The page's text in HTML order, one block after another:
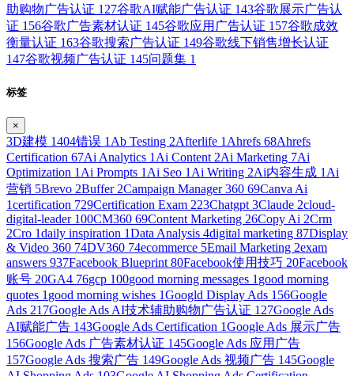
助购物广告认证 127谷歌AI赋能广告认证 143谷歌展示广告认
证 156谷歌广告素材认证 145谷歌应用广告认证 157谷歌成效
衡量认证 163谷歌搜索广告认证 149谷歌线下销售增长认证
147谷歌视频广告认证 145问题集 1
标签
×
3D建模 1404错误 1 Ab Testing 2Afterlife 1 Ahrefs 68Ahrefs
Certification 67Ai Analytics 1 Ai Content 2Ai Marketing 7Ai
Optimization 1 Ai Prompts 1 Ai Seo 1 Ai Writing 2Ai内容生成 1 Ai
营销 5Brevo 2Buffer 2Campaign Manager 360 69Canva Ai
1certification 729Certification Exam 223Chatgpt 3Claude 2cloud-
digital-leader 100CM360 69Content Marketing 26Copy Ai 2Crm
2Cro 1daily inspiration 1Data Analysis 4digital marketing 87Display
& Video 360 74DV360 74ecommerce 5Email Marketing 2exam
answers 937Facebook Blueprint 80Facebook使用技巧 20Facebook
账号 20GA4 76gcp 100good morning messages 1 good morning
quotes 1 good morning wishes 1Googld Display Ads 156Google
Ads 217Google Ads AI技术辅助购物广告认证 127Google Ads
AI赋能广告 143Google Ads Certification 1Google Ads 展示广告
156Google Ads 广告素材认证 145Google Ads 应用广告
157Google Ads 搜索广告 149Google Ads 视频广告 145Google